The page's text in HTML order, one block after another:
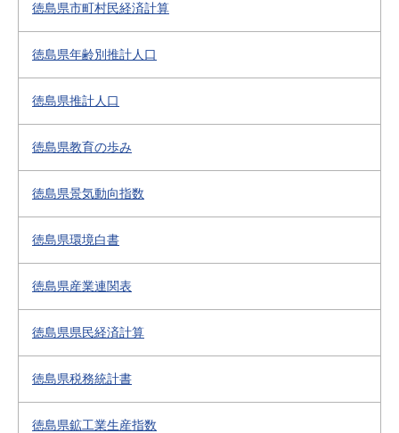
徳島県市町村民経済計算
徳島県年齢別推計人口
徳島県推計人口
徳島県教育の歩み
徳島県景気動向指数
徳島県環境白書
徳島県産業連関表
徳島県県民経済計算
徳島県税務統計書
徳島県鉱工業生産指数